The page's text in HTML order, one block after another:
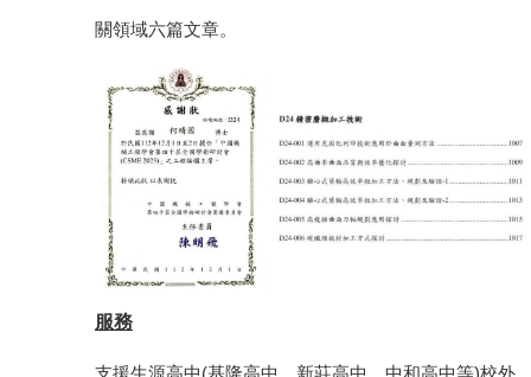
關領域六篇文章。
服務
支援生源高中(基隆高中、新莊高中、中和高中等)校外